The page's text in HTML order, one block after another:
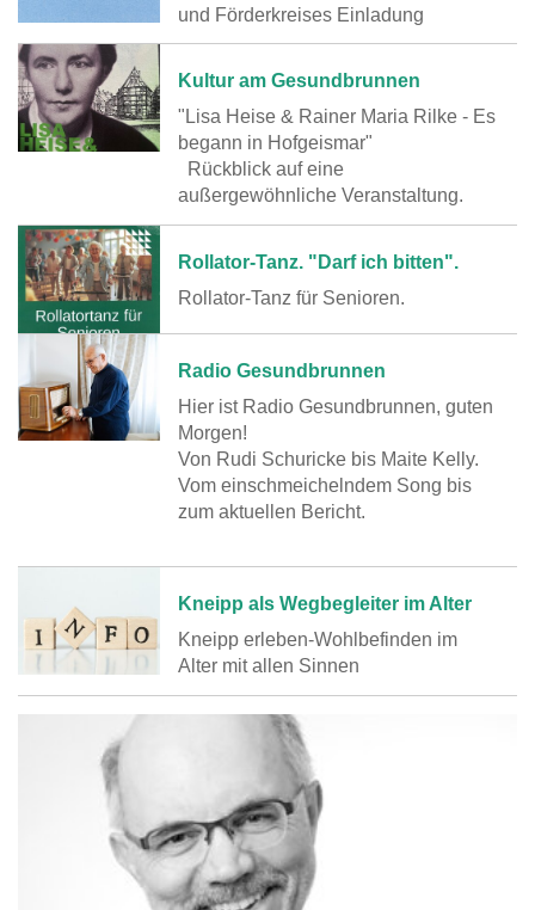
und Förderkreises Einladung
Kultur am Gesundbrunnen
"Lisa Heise & Rainer Maria Rilke - Es
begann in Hofgeismar"
Rückblick auf eine
außergewöhnliche Veranstaltung.
Rollator-Tanz. "Darf ich bitten".
Rollator-Tanz für Senioren.
Radio Gesundbrunnen
Hier ist Radio Gesundbrunnen, guten
Morgen!
Von Rudi Schuricke bis Maite Kelly.
Vom einschmeichelndem Song bis
zum aktuellen Bericht.
Kneipp als Wegbegleiter im Alter
Kneipp erleben-Wohlbefinden im
Alter mit allen Sinnen